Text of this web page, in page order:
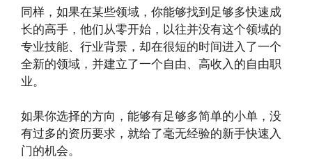
同样，如果在某些领域，你能够找到足够多快速成
长的高手，他们从零开始，以往并没有这个领域的
专业技能、行业背景，却在很短的时间进入了一个
全新的领域，并建立了一个自由、高收入的自由职
业。
如果你选择的方向，能够有足够多简单的小单，没
有过多的资历要求，就给了毫无经验的新手快速入
门的机会。